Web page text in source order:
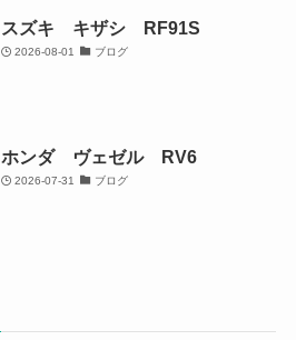
スズキ キザシ RF91S
2026-08-01 ブログ
ホンダ ヴェゼル RV6
2026-07-31 ブログ